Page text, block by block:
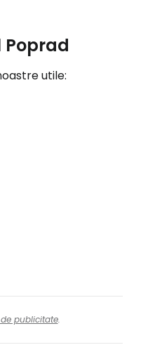
utile:
publicitate.